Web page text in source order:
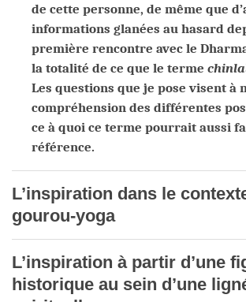
de cette personne, de même que
informations glanées au hasard
première rencontre avec le
la totalité de ce que le terme
Les questions que je pose visent à
compréhension des différentes
ce à quoi ce terme pourrait aussi
référence.
L’inspiration dans le
gourou-yoga
L’inspiration à partir d’une
historique au sein d’une